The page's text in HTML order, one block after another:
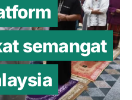
semangat